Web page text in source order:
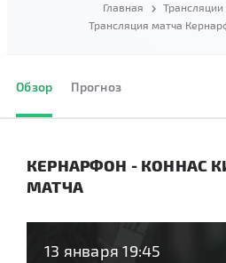
Главная
Трансляция матча
Обзор Прогноз
КЕРНАРФОН - КОННАС
МАТЧА
13 января 19:45